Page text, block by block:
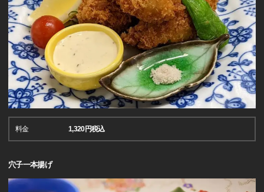
料金 1,320円税込
穴子一本揚げ